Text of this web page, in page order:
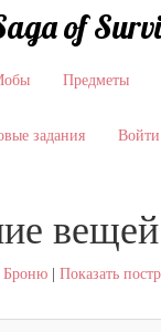
of
Предметы
задания Войти
Броню
Показать